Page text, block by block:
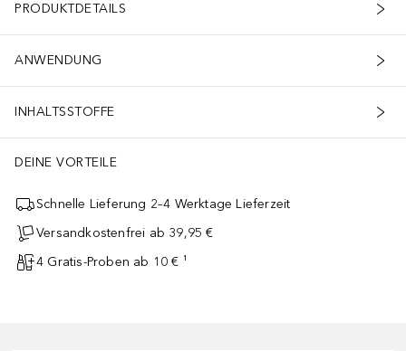
PRODUKTDETAILS
ANWENDUNG
INHALTSSTOFFE
DEINE VORTEILE
Schnelle Lieferung 2–4 Werktage Lieferzeit
Versandkostenfrei ab 39,95 €
4 Gratis-Proben ab 10 € ¹